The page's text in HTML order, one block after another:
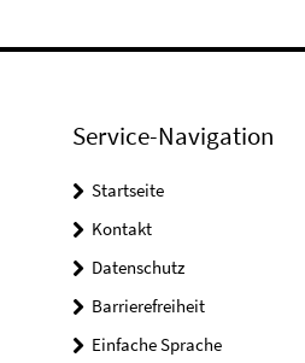
Service-Navigation
Startseite
Kontakt
Datenschutz
Barrierefreiheit
Einfache Sprache